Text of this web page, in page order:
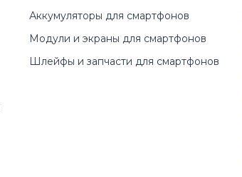
Аккумуляторы для смартфонов
Модули и экраны для смартфонов
Шлейфы и запчасти для смартфонов